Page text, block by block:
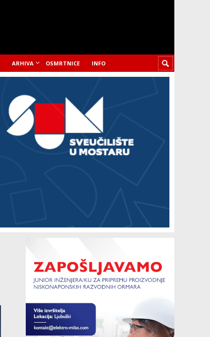
ARHIVA OSMRTNICE INFO